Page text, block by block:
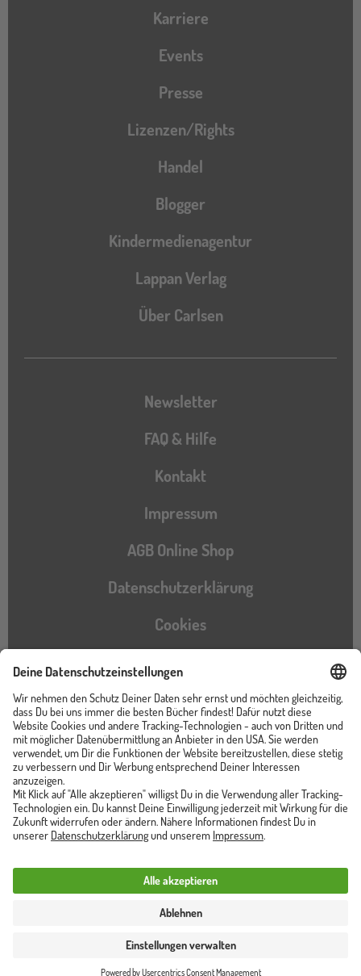
Karriere
Events
Presse
Lizenzen/Rights
Handel
Blogger
Kindermedienagentur
Lappan Verlag
Über Carlsen
Newsletter
FAQ & Hilfe
Kontakt
Impressum
AGB Online Shop
Datenschutzerklärung
Cookies
Barrierefreiheitserklärung
Instagram
TikTokPinterestYouTubeFacebook
Unser Shop ist von
Trusted Shops zertifiziert
Vertrag widerrufen